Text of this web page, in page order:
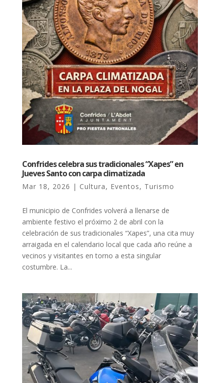
Confrides celebra sus tradicionales “Xapes” en
Jueves Santo con carpa climatizada
Mar 18, 2026 | Cultura, Eventos, Turismo
El municipio de Confrides volverá a llenarse de
ambiente festivo el próximo 2 de abril con la
celebración de sus tradicionales “Xapes”, una cita muy
arraigada en el calendario local que cada año reúne a
vecinos y visitantes en torno a esta singular
costumbre. La...